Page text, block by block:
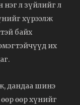
нэг л зүйлийг л
хүрээлж
байх
их
дандаа шинэ
өөр хүнийг